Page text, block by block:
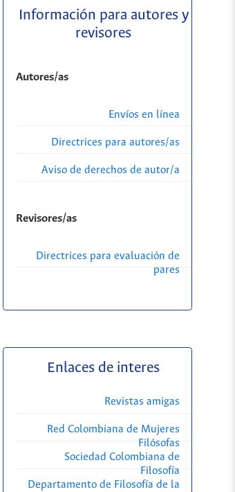
Información para autores y
revisores
Autores/as
Envíos en línea
Directrices para autores/as
Aviso de derechos de autor/a
Revisores/as
Directrices para evaluación de
pares
Enlaces de interes
Revistas amigas
Red Colombiana de Mujeres
Filósofas
Sociedad Colombiana de
Filosofía
Departamento de Filosofía de la